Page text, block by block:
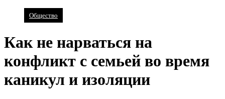
Общество
Как не нарваться на
конфликт с семьей во время
каникул и изоляции